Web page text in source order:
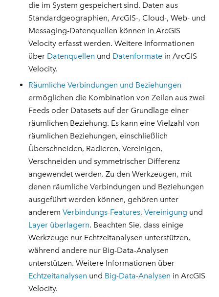
die im System gespeichert sind. Daten aus
Standardgeographien, ArcGIS-, Cloud-, Web- und
Messaging-Datenquellen können in ArcGIS
Velocity erfasst werden. Weitere Informationen
über Datenquellen und Datenformate in ArcGIS
Velocity.
Räumliche Verbindungen und Beziehungen
ermöglichen die Kombination von Zeilen aus zwei
Feeds oder Datasets auf der Grundlage einer
räumlichen Beziehung. Es kann eine Vielzahl von
räumlichen Beziehungen, einschließlich
Überschneiden, Radieren, Vereinigen,
Verschneiden und symmetrischer Differenz
angewendet werden. Zu den Werkzeugen, mit
denen räumliche Verbindungen und Beziehungen
ausgeführt werden können, gehören unter
anderemVerbindungs-Features,Vereinigung und
Layer überlagern. Beachten Sie, dass einige
Werkzeuge nur Echtzeitanalysen unterstützen,
während andere nur Big-Data-Analysen
unterstützen. Weitere Informationen über
Echtzeitanalysen und Big-Data-Analysen in ArcGIS
Velocity.